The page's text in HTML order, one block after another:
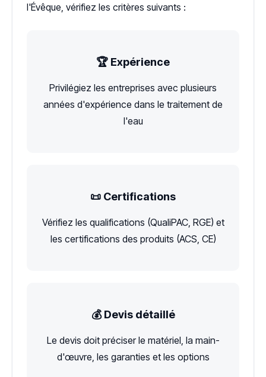
l'Évêque, vérifiez les critères suivants :
🏆 Expérience
Privilégiez les entreprises avec plusieurs
années d'expérience dans le traitement de
l'eau
📜 Certifications
Vérifiez les qualifications (QualiPAC, RGE) et
les certifications des produits (ACS, CE)
💰 Devis détaillé
Le devis doit préciser le matériel, la main-
d'œuvre, les garanties et les options